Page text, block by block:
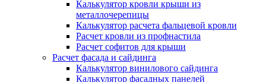
Калькулятор кровли крыши из
металлочерепицы
Калькулятор расчета фальцевой кровли
Расчет кровли из профнастила
Расчет софитов для крыши
Расчет фасада и сайдинга
Калькулятор винилового сайдинга
Калькулятор фасадных панелей